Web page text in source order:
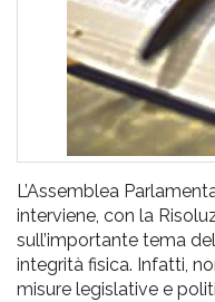
L’Assemblea
interviene, con la
sull’importante tema
integrità fisica. Infatti,
misure legislative e